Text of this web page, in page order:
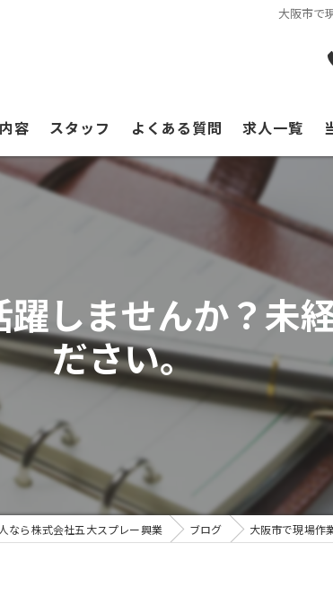
大阪市で
容 スタッフ よくある質問 求人一覧
しませんか？未
ださい。
なら株式会社五大スプレー興業 ブログ 大阪市で現場作